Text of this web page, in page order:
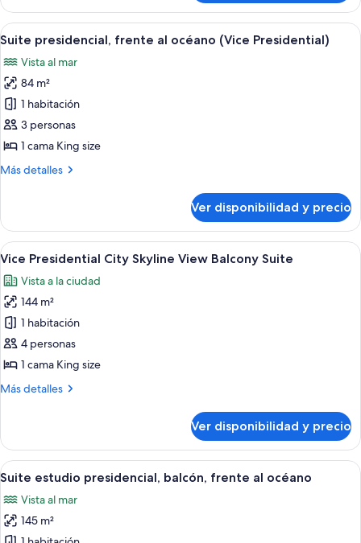
al
océano
1
habitación,
balcón,
parcial
al
océano
Ver
todas
las
fotos
de
Suite
presidencial,
al
Presidential)
Habitación de hotel moderna con
6
Suite presidencial, frente al océano (Vice Presidential)
Vista al mar
84 m²
1 habitación
3 personas
1 cama King size
Más detalles
Más
presidencial,
frente
al
(Vice
Presidential)
Ver disponibilidad y precio
Ver
todas
las
fotos
de
Vice
Presidential
Skyline
Suite
Terraza en la azotea con vistas a la
17
Vice Presidential City Skyline View Balcony Suite
Vista a la ciudad
144 m²
1 habitación
4 personas
1 cama King size
Más detalles
Más
Presidential
City
Skyline
Balcony
Suite
Ver disponibilidad y precio
Ver
todas
las
fotos
Una habitación de hotel moderna
4
Suite estudio presidencial, balcón, frente al océano
Vista al mar
145 m²